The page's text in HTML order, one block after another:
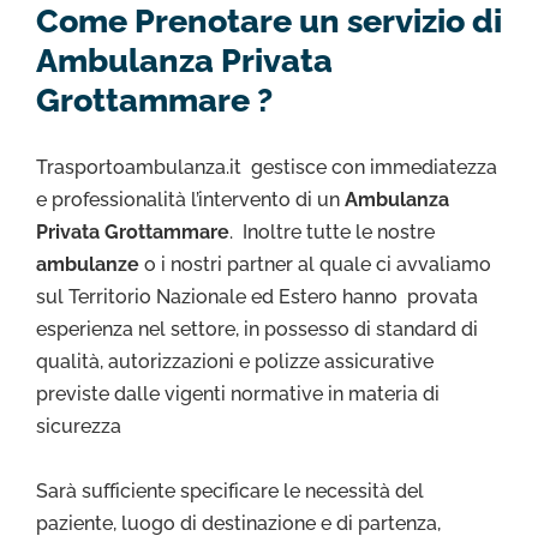
Come Prenotare un servizio di
Ambulanza Privata
Grottammare ?
Trasportoambulanza.it gestisce con immediatezza
e professionalità l’intervento di un Ambulanza
Privata Grottammare. Inoltre tutte le nostre
ambulanze o i nostri partner al quale ci avvaliamo
sul Territorio Nazionale ed Estero hanno provata
esperienza nel settore, in possesso di standard di
qualità, autorizzazioni e polizze assicurative
previste dalle vigenti normative in materia di
sicurezza
Sarà sufficiente specificare le necessità del
paziente, luogo di destinazione e di partenza,